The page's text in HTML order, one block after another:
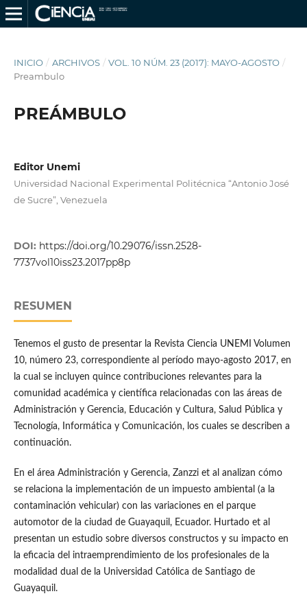
INICIO / ARCHIVOS / VOL. 10 NÚM. 23 (2017): MAYO-AGOSTO /
Preambulo
PREÁMBULO
Editor Unemi
Universidad Nacional Experimental Politécnica “Antonio José
de Sucre”, Venezuela
DOI: https://doi.org/10.29076/issn.2528-
7737vol10iss23.2017pp8p
RESUMEN
Tenemos el gusto de presentar la Revista Ciencia UNEMI Volumen
10, número 23, correspondiente al período mayo-agosto 2017, en
la cual se incluyen quince contribuciones relevantes para la
comunidad académica y científica relacionadas con las áreas de
Administración y Gerencia, Educación y Cultura, Salud Pública y
Tecnología, Informática y Comunicación, los cuales se describen a
continuación.
En el área Administración y Gerencia, Zanzzi et al analizan cómo
se relaciona la implementación de un impuesto ambiental (a la
contaminación vehicular) con las variaciones en el parque
automotor de la ciudad de Guayaquil, Ecuador. Hurtado et al
presentan un estudio sobre diversos constructos y su impacto en
la eficacia del intraemprendimiento de los profesionales de la
modalidad dual de la Universidad Católica de Santiago de
Guayaquil.